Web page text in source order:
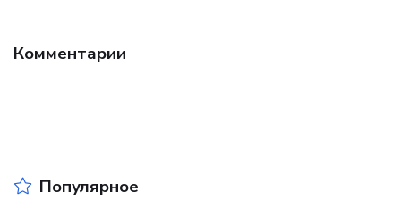
Комментарии
Популярное